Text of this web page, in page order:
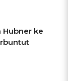
Hubner ke